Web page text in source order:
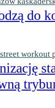
do
workout